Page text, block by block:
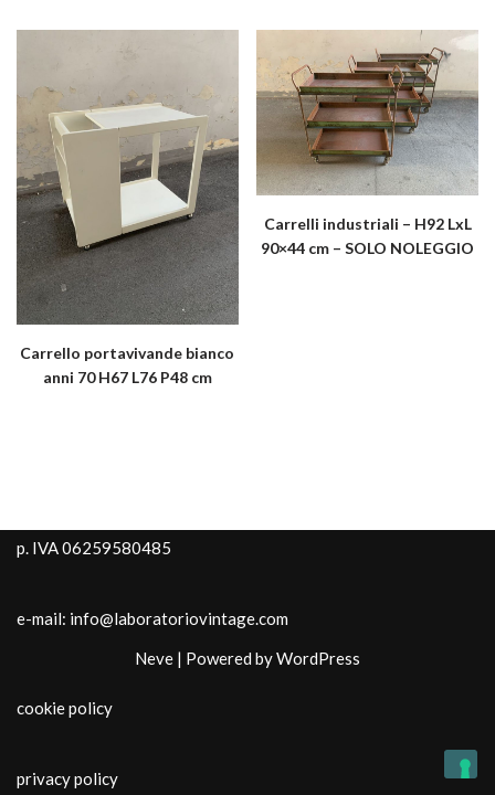
Carrello portavivande bianco
anni 70 H67 L76 P48 cm
Carrelli industriali – H92 LxL
90×44 cm – SOLO NOLEGGIO
p. IVA 06259580485
e-mail: info@laboratoriovintage.com
Neve | Powered byWordPress
cookie policy
privacy policy